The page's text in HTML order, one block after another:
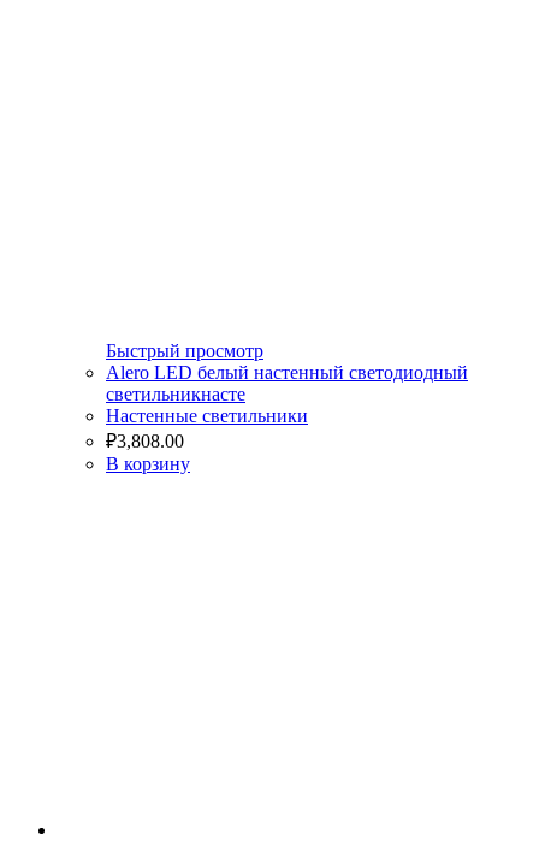
Быстрый просмотр
Alero LED белый настенный светодиодный
светильникнасте
Настенные светильники
₽3,808.00
В корзину